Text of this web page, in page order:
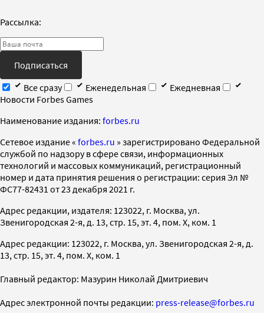
Рассылка:
Подписаться
Все сразу
Еженедельная
Ежедневная
Новости Forbes Games
Наименование издания: forbes.ru
Cетевое издание « forbes.ru » зарегистрировано Федеральной
службой по надзору в сфере связи, информационных
технологий и массовых коммуникаций, регистрационный
номер и дата принятия решения о регистрации: серия Эл №
ФС77-82431 от 23 декабря 2021 г.
Адрес редакции, издателя: 123022, г. Москва, ул.
Звенигородская 2-я, д. 13, стр. 15, эт. 4, пом. X, ком. 1
Адрес редакции: 123022, г. Москва, ул. Звенигородская 2-я, д.
13, стр. 15, эт. 4, пом. X, ком. 1
Главный редактор: Мазурин Николай Дмитриевич
Адрес электронной почты редакции: press-release@forbes.ru